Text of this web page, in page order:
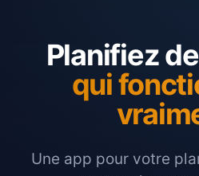
Planifiez
qui
Une app pour votre